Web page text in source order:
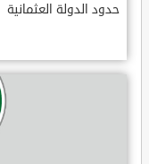
حدود الدولة العثمانية